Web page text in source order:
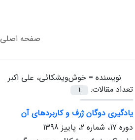
صفحه اصلی
نویسنده = خوش‌ویشکائی، علی اکبر
تعداد مقالات:
1
یادگیری دوگان ژرف و کاربردهای آن
دوره 17، شماره 2، پاییز 1398